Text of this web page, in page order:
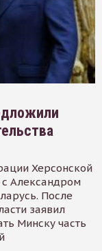
Херсонской
с Александром
После
заявил
Минску часть